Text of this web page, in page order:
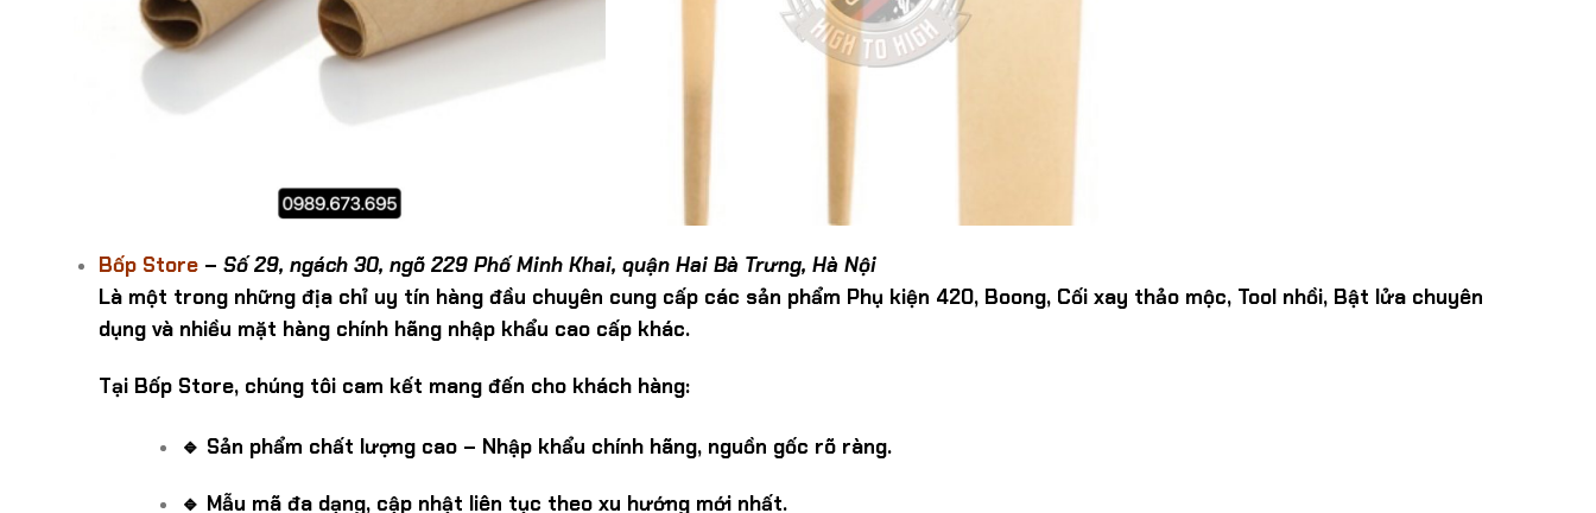
Bốp Store– Số 29, ngách 30, ngõ 229 Phố Minh Khai, quận Hai Bà Trưng, Hà Nội
Là một trong những địa chỉ uy tín hàng đầu chuyên cung cấp các sản phẩm Phụ kiện 420, Boong, Cối xay thảo mộc, Tool nhồi, Bật lửa chuyên
dụng và nhiều mặt hàng chính hãng nhập khẩu cao cấp khác.
Tại Bốp Store, chúng tôi cam kết mang đến cho khách hàng:
🔹 Sản phẩm chất lượng cao – Nhập khẩu chính hãng, nguồn gốc rõ ràng.
🔹 Mẫu mã đa dạng, cập nhật liên tục theo xu hướng mới nhất.